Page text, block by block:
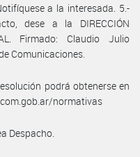
a la interesada. 5.-
dese a la DIRECCIÓN
Firmado: Claudio Julio
Comunicaciones.
podrá obtenerse en
normativas
Despacho.